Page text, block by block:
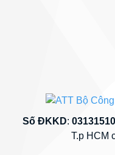
Số ĐKKD:
T.p HCM